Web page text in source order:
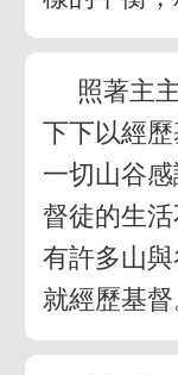
照著主
下下以經
一切山谷
督徒的生
有許多山
就經歷基督